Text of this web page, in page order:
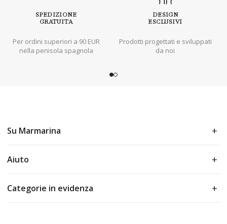
SPEDIZIONE
GRATUITA
Per ordini superiori a 90 EUR
nella penisola spagnola
DESIGN
ESCLUSIVI
Prodotti progettati e sviluppati
da noi
Su Marmarina
Aiuto
Categorie in evidenza